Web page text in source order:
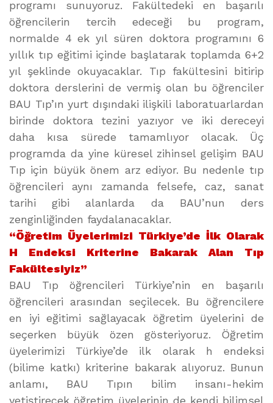
programı sunuyoruz. Fakültedeki en başarılı
öğrencilerin tercih edeceği bu program,
normalde 4 ek yıl süren doktora programını 6
yıllık tıp eğitimi içinde başlatarak toplamda 6+2
yıl şeklinde okuyacaklar. Tıp fakültesini bitirip
doktora derslerini de vermiş olan bu öğrenciler
BAU Tıp’ın yurt dışındaki ilişkili laboratuarlardan
birinde doktora tezini yazıyor ve iki dereceyi
daha kısa sürede tamamlıyor olacak. Üç
programda da yine küresel zihinsel gelişim BAU
Tıp için büyük önem arz ediyor. Bu nedenle tıp
öğrencileri aynı zamanda felsefe, caz, sanat
tarihi gibi alanlarda da BAU’nun ders
zenginliğinden faydalanacaklar.
“Öğretim Üyelerimizi Türkiye’de İlk Olarak
H Endeksi Kriterine Bakarak Alan Tıp
Fakültesiyiz”
BAU Tıp öğrencileri Türkiye’nin en başarılı
öğrencileri arasından seçilecek. Bu öğrencilere
en iyi eğitimi sağlayacak öğretim üyelerini de
seçerken büyük özen gösteriyoruz. Öğretim
üyelerimizi Türkiye’de ilk olarak h endeksi
(bilime katkı) kriterine bakarak alıyoruz. Bunun
anlamı, BAU Tıpın bilim insanı-hekim
yetiştirecek öğretim üyelerinin de kendi bilimsel